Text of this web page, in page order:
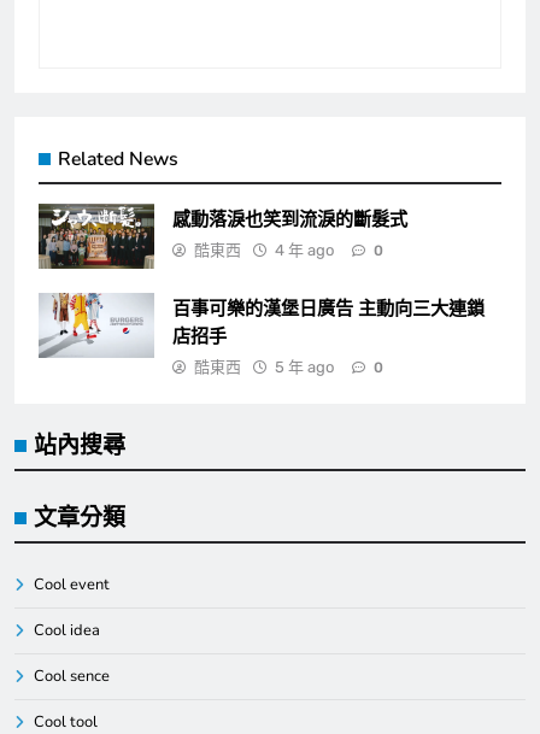
Related News
感動落淚也笑到流淚的斷髮式
酷東西 4 年 ago 0
百事可樂的漢堡日廣告 主動向三大連鎖
店招手
酷東西 5 年 ago 0
站內搜尋
文章分類
Cool event
Cool idea
Cool sence
Cool tool